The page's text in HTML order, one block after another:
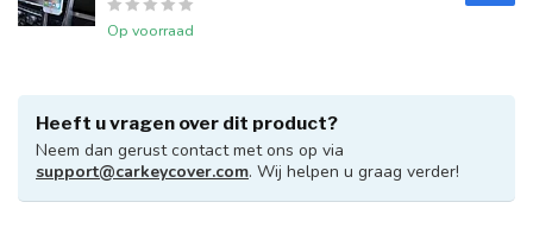
Op voorraad
Heeft u vragen over dit product?
Neem dan gerust contact met ons op via
support@carkeycover.com. Wij helpen u graag verder!